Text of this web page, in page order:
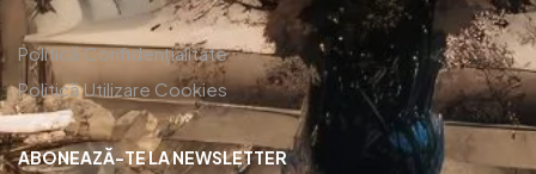
Politică Confidențialitate
Politică Utilizare Cookies
ABONEAZĂ-TE LA NEWSLETTER